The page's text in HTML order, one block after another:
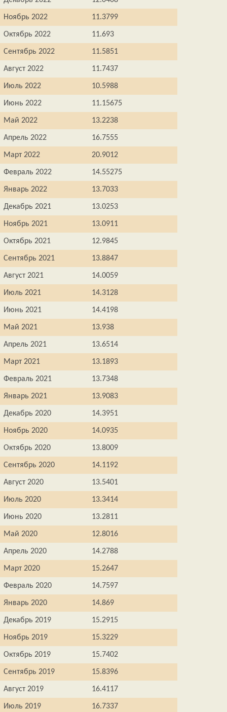
Ноябрь 2022 11.3799
Октябрь 2022 11.693
Сентябрь 2022 11.5851
Август 2022 11.7437
Июль 2022 10.5988
Июнь 2022 11.15675
Май 2022 13.2238
Апрель 2022 16.7555
Март 2022 20.9012
Февраль 2022 14.55275
Январь 2022 13.7033
Декабрь 2021 13.0253
Ноябрь 2021 13.0911
Октябрь 2021 12.9845
Сентябрь 2021 13.8847
Август 2021 14.0059
Июль 2021 14.3128
Июнь 2021 14.4198
Май 2021 13.938
Апрель 2021 13.6514
Март 2021 13.1893
Февраль 2021 13.7348
Январь 2021 13.9083
Декабрь 2020 14.3951
Ноябрь 2020 14.0935
Октябрь 2020 13.8009
Сентябрь 2020 14.1192
Август 2020 13.5401
Июль 2020 13.3414
Июнь 2020 13.2811
Май 2020 12.8016
Апрель 2020 14.2788
Март 2020 15.2647
Февраль 2020 14.7597
Январь 2020 14.869
Декабрь 2019 15.2915
Ноябрь 2019 15.3229
Октябрь 2019 15.7402
Сентябрь 2019 15.8396
Август 2019 16.4117
Июль 2019 16.7337